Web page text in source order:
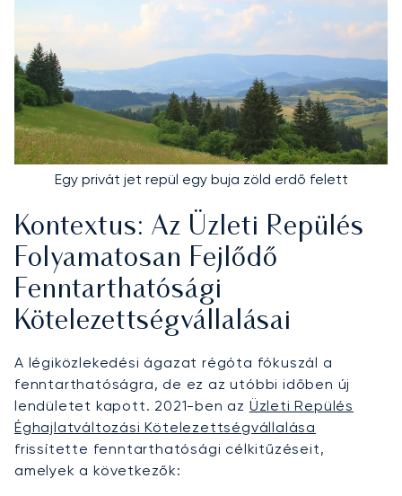
Egy privát jet repül egy buja zöld erdő felett
Kontextus: Az Üzleti Repülés
Folyamatosan Fejlődő
Fenntarthatósági
Kötelezettségvállalásai
A légiközlekedési ágazat régóta fókuszál a
fenntarthatóságra, de ez az utóbbi időben új
lendületet kapott. 2021-ben az Üzleti Repülés
Éghajlatváltozási Kötelezettségvállalása
frissítette fenntarthatósági célkitűzéseit,
amelyek a következők: